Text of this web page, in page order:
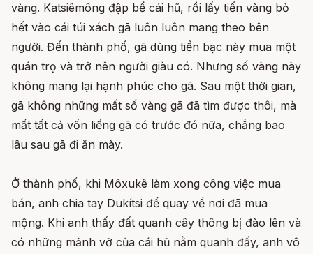
vàng. Katsiêmông đập bể cái hũ, rồi lấy tiến vàng bỏ
hết vào cái túi xách gã luôn luôn mang theo bên
người. Đến thành phố, gã dùng tiền bạc này mua một
quán trọ và trở nên người giàu có. Nhưng số vàng này
không mang lại hạnh phúc cho gã. Sau một thời gian,
gã không những mất số vàng gã đã tìm được thôi, mà
mất tất cả vốn liếng gã có trước đó nữa, chẳng bao
lâu sau gã đi ăn mày.
Ở thành phố, khi Môxukê làm xong công việc mua
bán, anh chia tay Dukítsi để quay về nơi đã mua
mộng. Khi anh thấy đất quanh cây thông bị đào lên và
có những mảnh vỡ của cái hũ nằm quanh đấy, anh vô